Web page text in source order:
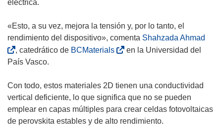
i
r
á
e
u
n
a
n
eléctrica.
«Esto, a su vez, mejora la tensión y, por lo tanto, el
rendimiento del dispositivo», comenta Shahzada Ahmad
i
, catedrático de BCMaterials(
a
b
r
i
en la Universidad del
País Vasco.
Con todo, estos materiales 2D tienen una conductividad
vertical deficiente, lo que significa que no se pueden
emplear en capas múltiples para crear celdas fotovoltaicas
de perovskita estables y de alto rendimiento.